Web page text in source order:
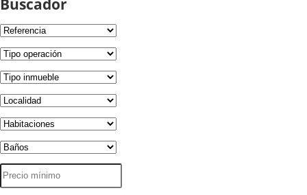
Buscador